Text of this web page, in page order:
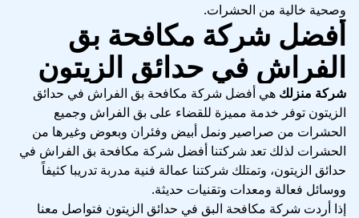
وصحية خالية من الحشرات.
أفضل شركة مكافحة بق
الفراش في حدائق الزيتون
شركة منزلك هي أفضل شركة مكافحة بق الفراش في حدائق
الزيتون توفر خدمة مميزة للقضاء على بق الفراش وجميع
الحشرات من صراصير ونمل أبيض وفئران وبعوض وغيرها من
الحشرات لذلك تعد شركتنا أفضل شركة مكافحة بق الفراش في
حدائق الزيتون، وتمتلك شركتنا عمالة فنية مدربة تدريبا كثيفاً
ووسائل فعالة ومعدات وتقنيات حديثة.
إذا أردت شركة مكافحة البق في حدائق الزيتون فتواصل معنا